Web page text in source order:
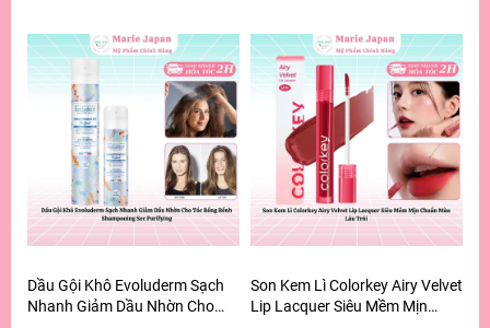
Dầu Gội Khô Evoluderm Sạch
Nhanh Giảm Dầu Nhờn Cho
Son Kem Lì Colorkey Airy Velvet
Lip Lacquer Siêu Mềm Mịn